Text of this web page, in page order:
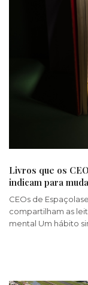
Livros que os
indicam para
CEOs de
compartilham as
mental Um hábito